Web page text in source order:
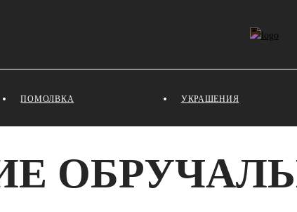
ПОМОЛВКА УКРАШЕНИЯ